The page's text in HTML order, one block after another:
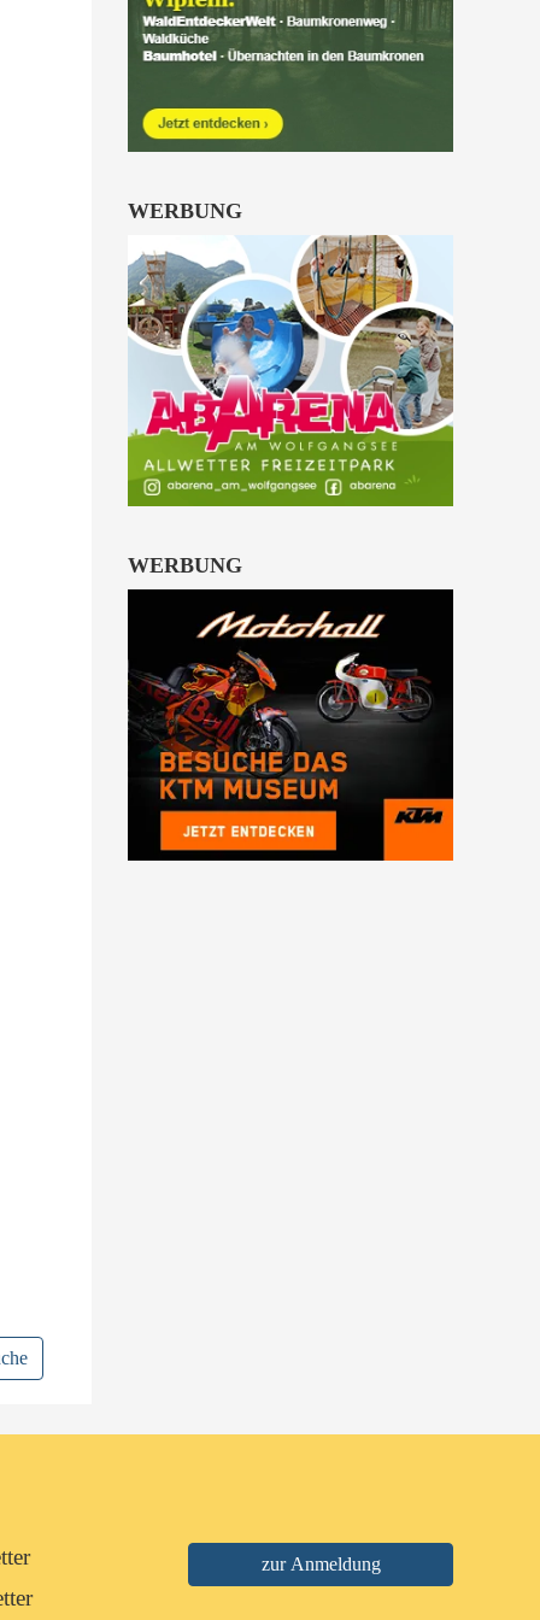
Hinterstoder ein.
alle Familienkarten Highlights
WERBUNG
WERBUNG